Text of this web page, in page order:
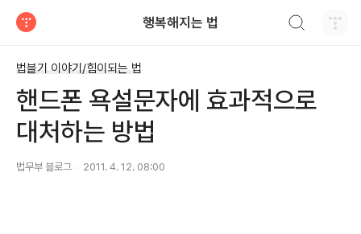
행복해지는 법
법블기 이야기/힘이되는 법
핸드폰 욕설문자에 효과적으로
대처하는 방법
법무부 블로그 2011. 4. 12. 08:00